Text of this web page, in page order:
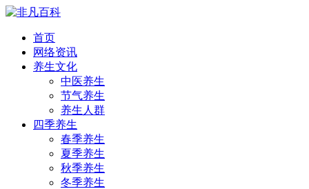
首页
网络资讯
养生文化
中医养生
节气养生
养生人群
四季养生
春季养生
夏季养生
秋季养生
冬季养生